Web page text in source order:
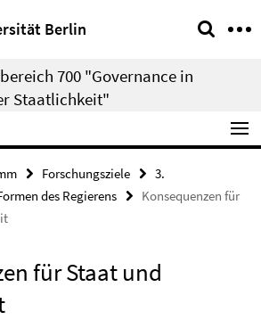
Berlin
700 "Governance in
Staatlichkeit"
Forschungsziele
3.
des Regierens
Konsequenzen für
für Staat und